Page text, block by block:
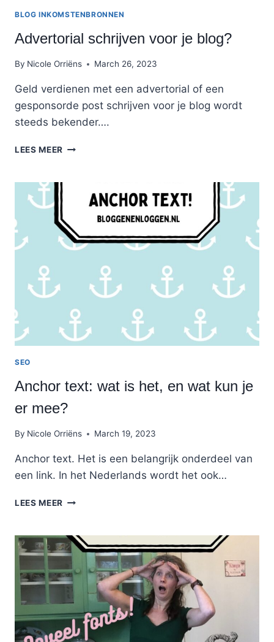
BLOG INKOMSTENBRONNEN
Advertorial schrijven voor je blog?
By Nicole Orriëns March 26, 2023
Geld verdienen met een advertorial of een
gesponsorde post schrijven voor je blog wordt
steeds bekender….
LEES MEER ADVERTORIAL
JE
BLOG?
SEO
Anchor text: wat is het, en wat kun je
er mee?
By Nicole Orriëns March 19, 2023
Anchor text. Het is een belangrijk onderdeel van
een link. In het Nederlands wordt het ook…
LEES MEER ANCHOR
IS
HET,
WAT
KUN
JE
ER
MEE?